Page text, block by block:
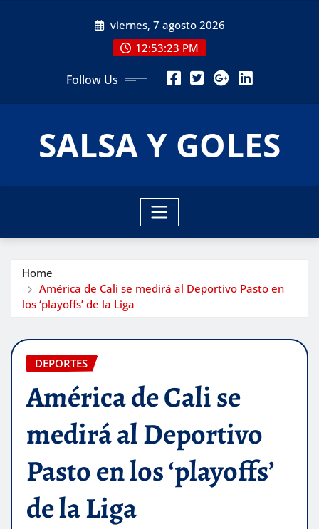
viernes, 7 agosto 2026
12:53:24 PM
Follow Us
SALSA Y GOLES
Home
América de Cali se medirá al Deportivo Pasto en
los ‘playoffs’ de la Liga
DEPORTES
América de Cali se
medirá al Deportivo
Pasto en los ‘playoffs’
de la Liga